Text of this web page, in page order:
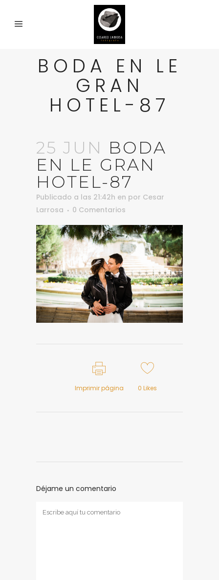
BODA EN LE
GRAN
HOTEL-87
25 JUN BODA
EN LE GRAN
HOTEL-87
Publicado a las 21:42h en por Cesar
Larrosa
0 Comentarios
Imprimir página 0 Likes
Déjame un comentario